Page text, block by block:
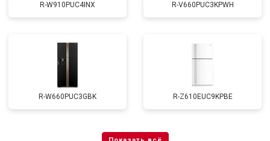
R-W910PUC4INX R-V660PUC3KPWH
R-W660PUC3GBK R-Z610EUC9KPBE